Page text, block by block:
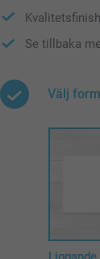
Kvalitetsfinish
Se tillbaka
Välj